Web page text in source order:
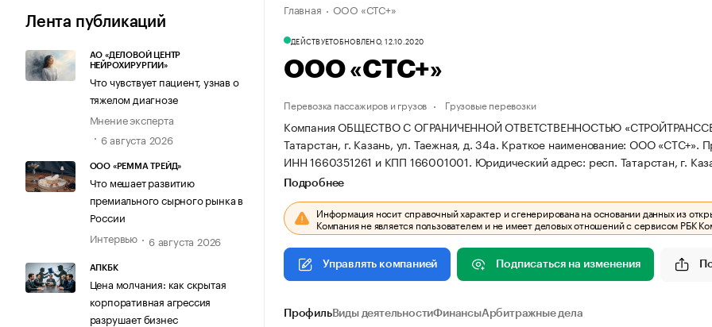
Технологии и медиа Рынок наличной валюты
Лента публикаций
АО «ДЕЛОВОЙ ЦЕНТР
НЕЙРОХИРУРГИИ»
Что чувствует пациент, узнав о
тяжелом диагнозе
Мнение эксперта
6 августа 2026
ООО «РЕММА ТРЕЙД»
Что мешает развитию
премиального сырного рынка в
России
Интервью
6 августа 2026
АПКБК
Цена молчания: как скрытая
корпоративная агрессия
разрушает бизнес
Главная ООО «СТС+»
ДЕЙСТВУЕТОБНОВЛЕНО, 12.10.2020
ООО «СТС+»
Перевозка пассажиров и грузов Грузовые перевозки
Компания ОБЩЕСТВО С ОГРАНИЧЕННОЙ ОТВЕТСТВЕННОСТЬЮ
Татарстан, г. Казань, ул. Таежная, д. 34а. Краткое наименование: ООО «СТС+».
ИНН 1660351261 и КПП 166001001. Юридический адрес: респ. Татарстан, г.
Подробнее
Информация носит справочный характер и сгенерирована на основании данных из
Компания не является пользователем и не имеет деловых отношений с сервисом РБК
Управлять компанией Подписаться на изменения
ПрофильВиды деятельностиФинансыАрбитражные дела